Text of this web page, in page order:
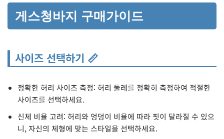
게스청바지 구매가이드
사이즈 선택하기 📏
정확한 허리 사이즈 측정: 허리 둘레를 정확히 측정하여 적절한
사이즈를 선택하세요.
신체 비율 고려: 허리와 엉덩이 비율에 따라 핏이 달라질 수 있으
니, 자신의 체형에 맞는 스타일을 선택하세요.